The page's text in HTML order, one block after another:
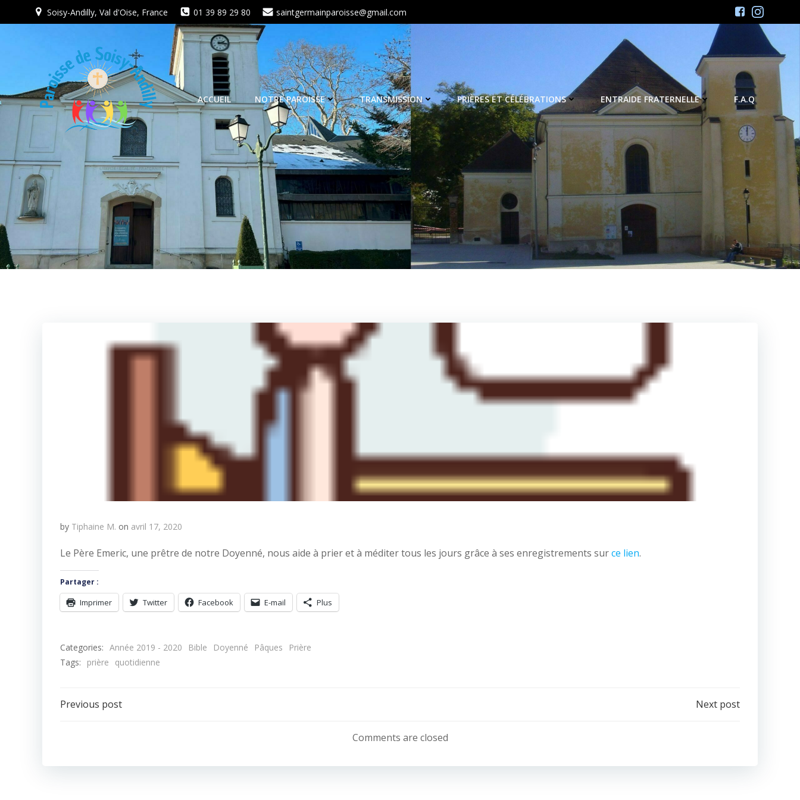
au
Soisy-Andilly, Val d'Oise, France 01 39 89 29 80 saintgermainparoisse@gmail.com
ACCUEIL NOTRE PAROISSE TRANSMISSION PRIÈRES ET CÉLÉBRATIONS ENTRAIDE FRATERNELLE F.A.Q
by Tiphaine M. on avril 17, 2020
Le Père Emeric, une prêtre de notre Doyenné, nous aide à prier et à méditer tous les jours grâce à ses enregistrements surce lien.
Partager :
Imprimer Twitter Facebook E-mail Plus
Categories: Année 2019 - 2020 Bible Doyenné Pâques
Prière
Tags:
prière quotidienne
Navigation
l’article
Previous post
de
l’article
Next post
Comments are closed